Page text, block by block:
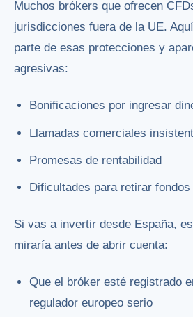
Muchos brókers que ofrecen
jurisdicciones fuera de la UE.
parte de esas protecciones y
agresivas:
Bonificaciones por ingresar
Llamadas comerciales
Promesas de rentabilidad
Dificultades para retirar fondos
Si vas a invertir desde España,
miraría antes de abrir cuenta:
Que el bróker esté registrado
regulador europeo serio